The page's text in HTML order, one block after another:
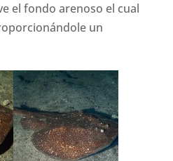
el fondo arenoso el cual
un